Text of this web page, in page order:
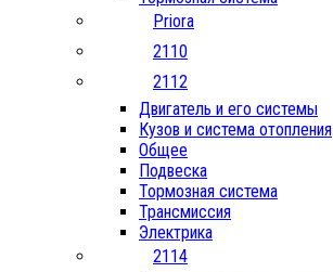
Priora
2110
2112
Двигатель и его системы
Кузов и система отопления
Общее
Подвеска
Тормозная система
Трансмиссия
Электрика
2114